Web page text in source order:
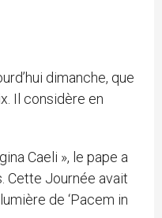
dimanche, que
Il considère en
Caeli », le pape a
Cette Journée avait
de ‘Pacem in